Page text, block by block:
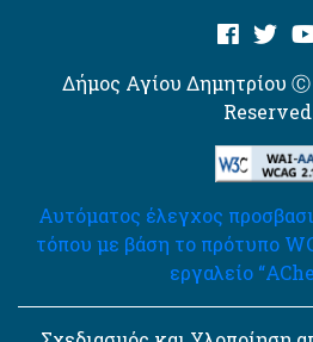
Δήμος Αγίου Δημητρίου
Reserved
Αυτόματος έλεγχος
τόπου με βάση το πρότυπο
εργαλείο